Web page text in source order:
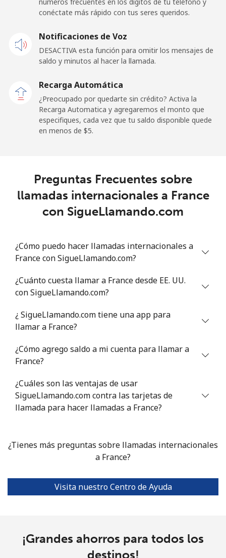
⁦1.6¢⁩ 625 min por ⁦$10⁩
Celular ⁦21.5¢⁩ 46 min por ⁦$10⁩
French Polynesia
Celular ⁦26.9¢⁩ 37 min por ⁦$10⁩
conéctate más rápido con tus seres queridos.
Notificaciones de Voz
DESACTIVA esta función para omitir los mensajes de
saldo y minutos al hacer la llamada.
Recarga Automática
¿Preocupado por quedarte sin crédito? Activa la
Recarga Automatica y agregaremos el monto que
especifiques, cada vez que tu saldo disponible quede
en menos de ⁦$5⁩.
Preguntas Frecuentes sobre
llamadas internacionales a France
con SigueLlamando.com
¿Cómo puedo hacer llamadas internacionales a
France con SigueLlamando.com?
¿Cuánto cuesta llamar a France desde EE. UU.
con SigueLlamando.com?
¿ SigueLlamando.com tiene una app para
llamar a France?
¿Cómo agrego saldo a mi cuenta para llamar a
France?
¿Cuáles son las ventajas de usar
SigueLlamando.com contra las tarjetas de
llamada para hacer llamadas a France?
¿Tienes más preguntas sobre llamadas internacionales
a France?
Visita nuestro Centro de Ayuda
¡Grandes ahorros para todos los
destinos!